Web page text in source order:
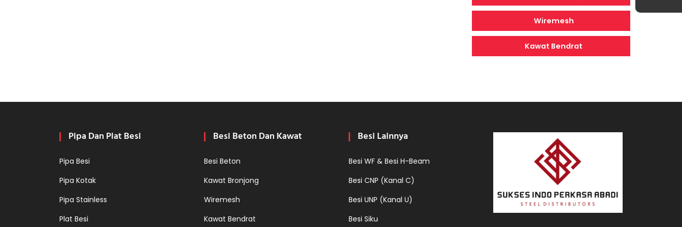
Wiremesh
Kawat Bendrat
Pipa Dan Plat Besi
Pipa Besi
Pipa Kotak
Pipa Stainless
Plat Besi
Besi Beton Dan Kawat
Besi Beton
Kawat Bronjong
Wiremesh
Kawat Bendrat
Besi Lainnya
Besi WF & Besi H-Beam
Besi CNP (Kanal C)
Besi UNP (Kanal U)
Besi Siku